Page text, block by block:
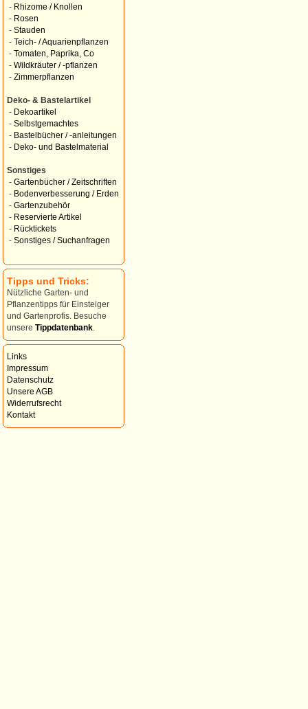
- Rhizome / Knollen
- Rosen
- Stauden
- Teich- / Aquarienpflanzen
- Tomaten, Paprika, Co
- Wildkräuter / -pflanzen
- Zimmerpflanzen
Deko- & Bastelartikel
- Dekoartikel
- Selbstgemachtes
- Bastelbücher / -anleitungen
- Deko- und Bastelmaterial
Sonstiges
- Gartenbücher / Zeitschriften
- Bodenverbesserung / Erden
- Gartenzubehör
- Reservierte Artikel
- Rücktickets
- Sonstiges / Suchanfragen
Tipps und Tricks:
Nützliche Garten- und
Pflanzentipps für Einsteiger
und Gartenprofis. Besuche
unsere Tippdatenbank
Links
Impressum
Datenschutz
Unsere AGB
Widerrufsrecht
Kontakt